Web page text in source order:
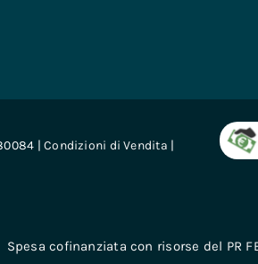
|Condizioni di Vendita |
Spesa cofinanziata con risorse del PR